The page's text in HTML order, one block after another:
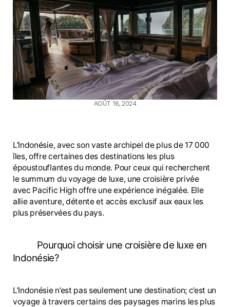
AOÛT 16, 2024
L’Indonésie, avec son vaste archipel de plus de 17 000
îles, offre certaines des destinations les plus
époustouflantes du monde. Pour ceux qui recherchent
le summum du voyage de luxe, une croisière privée
avec Pacific High offre une expérience inégalée. Elle
allie aventure, détente et accès exclusif aux eaux les
plus préservées du pays.
Pourquoi choisir une croisière de luxe en
Indonésie?
L’Indonésie n’est pas seulement une destination; c’est un
voyage à travers certains des paysages marins les plus